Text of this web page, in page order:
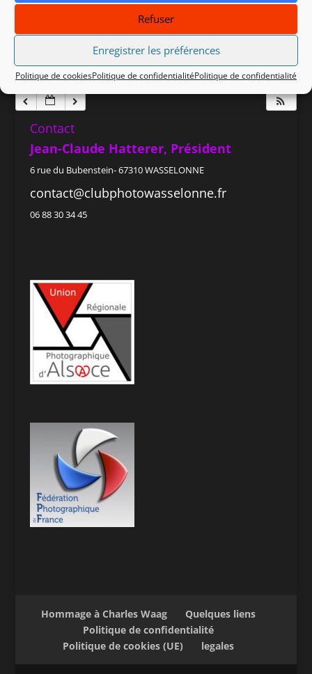
Refuser
Enregistrer les préférences
Politique de cookiesPolitique de confidentialitéPolitique de confidentialité
Contact
Jean-Claude Hatterer, Président
6 rue du Bubenstein- 67310 WASSELONNE
contact@clubphotowasselonne.fr
06 88 30 34 45
Hommage à Charles Waag
Quelques liens
Politique de confidentialité
Politique de cookies (UE)
legales